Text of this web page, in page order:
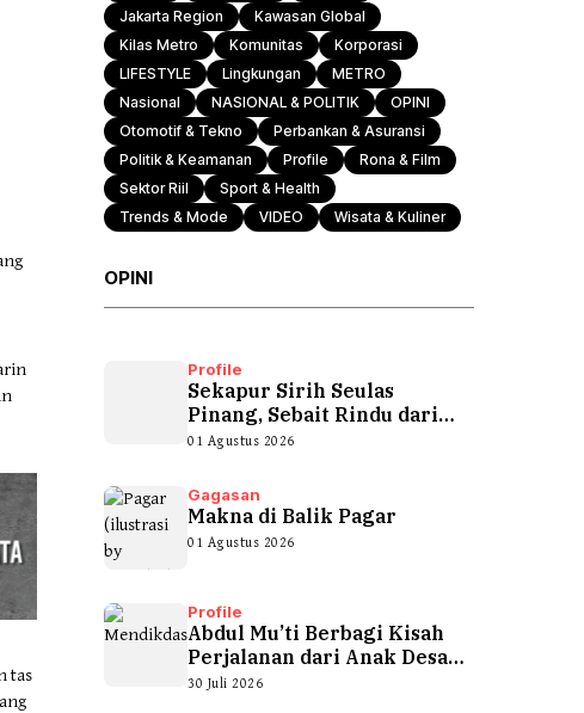
tas
Jakarta Region
Kawasan Global
Kilas Metro
Komunitas
Korporasi
LIFESTYLE
Lingkungan
METRO
Nasional
NASIONAL & POLITIK
OPINI
Otomotif & Tekno
Perbankan & Asuransi
Politik & Keamanan
Profile
Rona & Film
Sektor Riil
Sport & Health
Trends & Mode
VIDEO Wisata & Kuliner
OPINI
Profile
Sekapur Sirih Seulas
Pinang, Sebait Rindu dari
Tepian Teluk
01 Agustus 2026
Gagasan
Makna di Balik Pagar
01 Agustus 2026
Profile
Abdul Mu’ti Berbagi Kisah
Perjalanan dari Anak Desa
hingga...
30 Juli 2026